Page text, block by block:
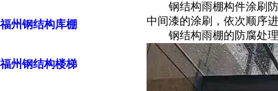
福州钢结构库棚
福州钢结构楼梯
钢结构雨棚构件涂刷防
中间漆的涂刷，依次顺序
钢结构雨棚的防腐处理